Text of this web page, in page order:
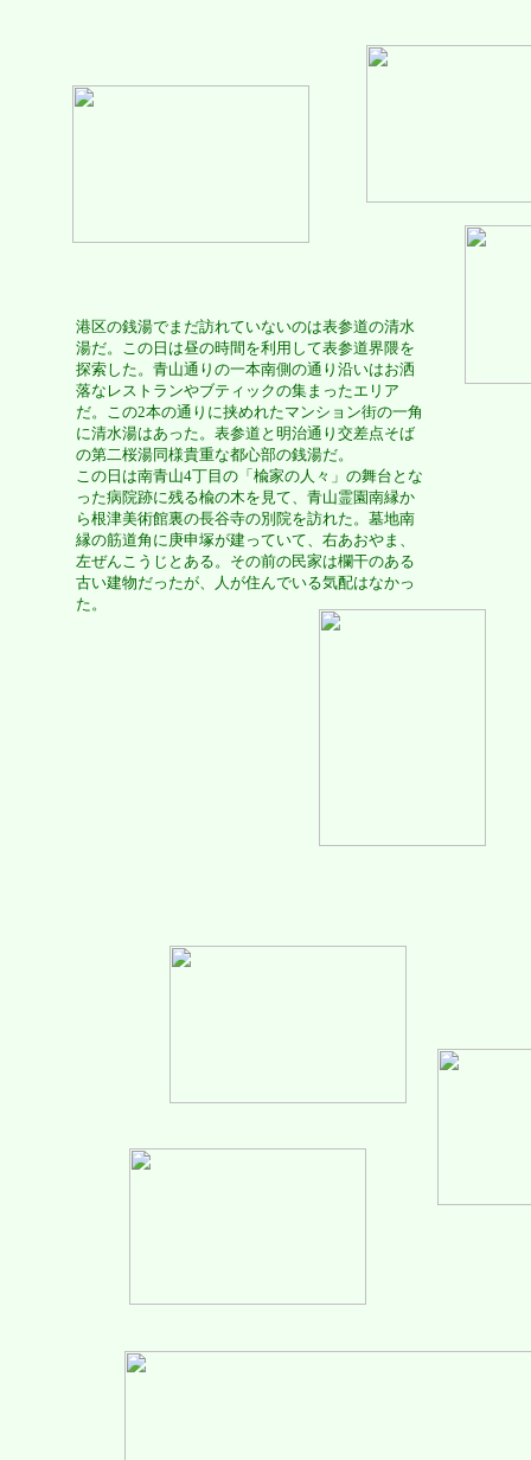
港区の銭湯でまだ訪れていないのは表参道の清水
湯だ。この日は昼の時間を利用して表参道界隈を
探索した。青山通りの一本南側の通り沿いはお洒
落なレストランやブティックの集まったエリア
だ。この2本の通りに挟めれたマンション街の一角
に清水湯はあった。表参道と明治通り交差点そば
の第二桜湯同様貴重な都心部の銭湯だ。
この日は南青山4丁目の「楡家の人々」の舞台とな
った病院跡に残る楡の木を見て、青山霊園南縁か
ら根津美術館裏の長谷寺の別院を訪れた。墓地南
縁の筋道角に庚申塚が建っていて、右あおやま、
左ぜんこうじとある。その前の民家は欄干のある
古い建物だったが、人が住んでいる気配はなかっ
た。